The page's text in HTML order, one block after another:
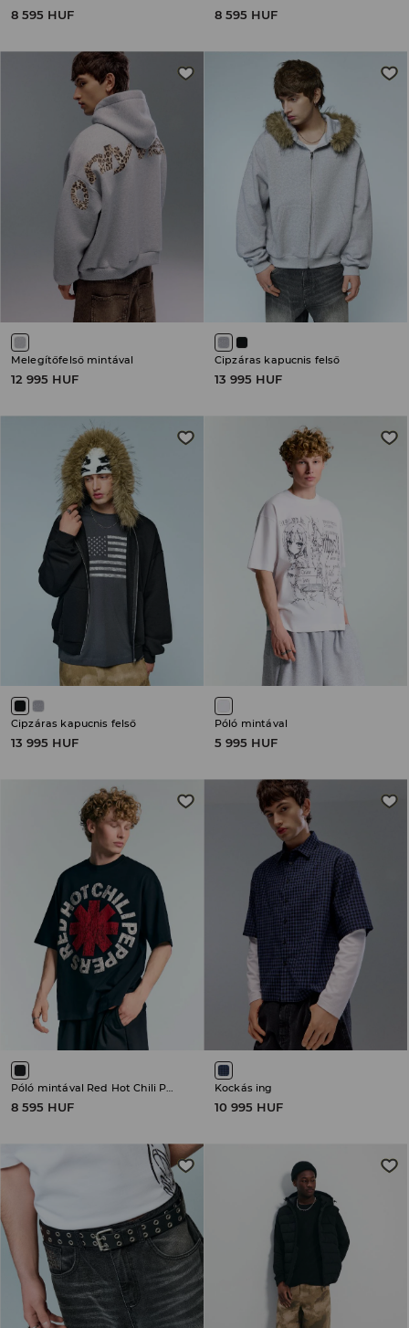
8 595 HUF 8 595 HUF
Melegítőfelső mintával
12 995 HUF
Cipzáras kapucnis felső
13 995 HUF
Cipzáras kapucnis felső
13 995 HUF
Póló mintával
5 995 HUF
Póló mintával Red Hot Chili Peppers
8 595 HUF
Kockás ing
10 995 HUF